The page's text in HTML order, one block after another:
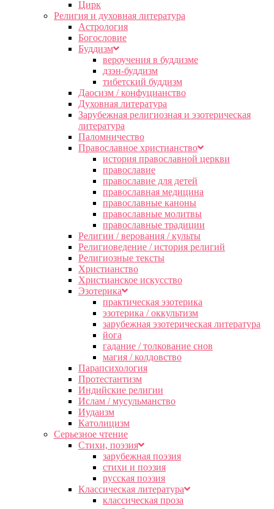
Цирк
Религия и духовная литература
Астрология
Богословие
Буддизм
вероучения в буддизме
дзэн-буддизм
тибетский буддизм
Даосизм / конфуцианство
Духовная литература
Зарубежная религиозная и эзотерическая
литература
Паломничество
Православное христианство
история православной церкви
православие
православие для детей
православная медицина
православные каноны
православные молитвы
православные традиции
Религии / верования / культы
Религиоведение / история религий
Религиозные тексты
Христианство
Христианское искусство
Эзотерика
практическая эзотерика
эзотерика / оккультизм
зарубежная эзотерическая литература
йога
гадание / толкование снов
магия / колдовство
Парапсихология
Протестантизм
Индийские религии
Ислам / мусульманство
Иудаизм
Католицизм
Серьезное чтение
Cтихи, поэзия
зарубежная поэзия
стихи и поэзия
русская поэзия
Классическая литература
классическая проза